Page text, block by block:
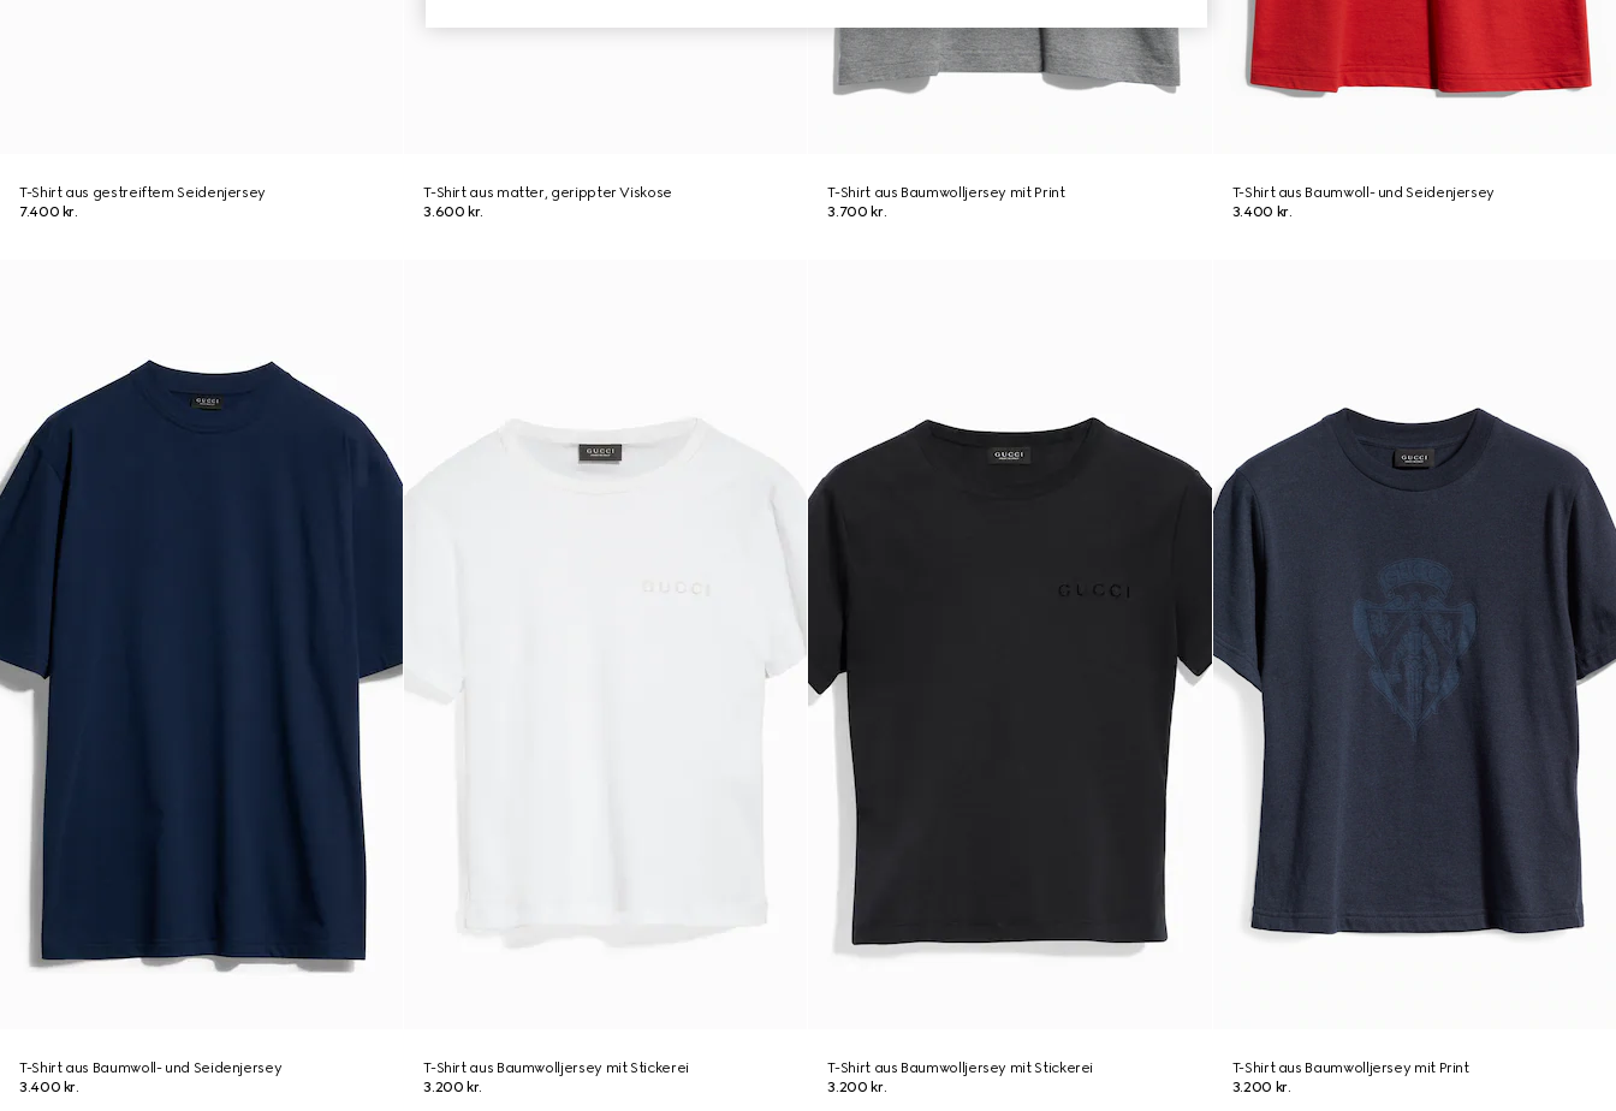
T-Shirt aus gestreiftem Seidenjersey
7.400 kr.
T-Shirt aus matter, gerippter Viskose
3.600 kr.
T-Shirt aus Baumwolljersey mit Print
3.700 kr.
T-Shirt aus Baumwoll- und Seidenjersey
3.400 kr.
T-Shirt aus Baumwoll- und Seidenjersey
3.400 kr.
T-Shirt aus Baumwolljersey mit Stickerei
3.200 kr.
T-Shirt aus Baumwolljersey mit Stickerei
3.200 kr.
T-Shirt aus Baumwolljersey mit Print
3.200 kr.